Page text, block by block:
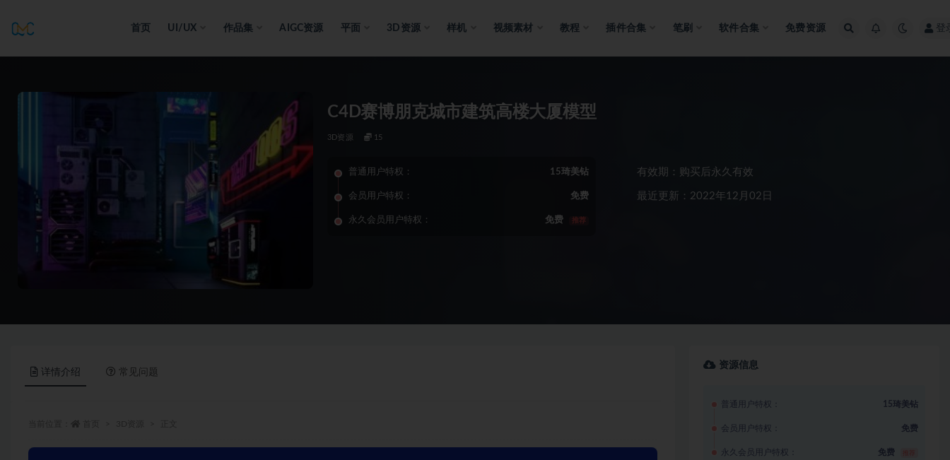
首页 UI/UX 作品集 AIGC资源 平面 3D资源 样机 视频素材 教程 插件合集 笔刷 软件合集 免费资源 登
C4D赛博朋克城市建筑高楼大厦模型
3D资源 15
普通用户特权： 15琦美钻
会员用户特权： 免费
永久会员用户特权： 免费 推荐
有效期：购买后永久有效
最近更新：2022年12月02日
详情介绍 常见问题
资源信息
普通用户特权： 15琦美钻
会员用户特权： 免费
永久会员用户特权： 免费